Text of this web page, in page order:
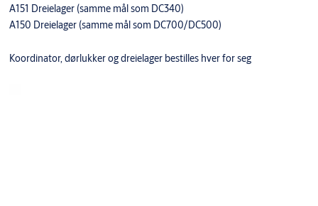
A151 Dreielager (samme mål som DC340)
A150 Dreielager (samme mål som DC700/DC500)
Koordinator, dørlukker og dreielager bestilles hver for seg